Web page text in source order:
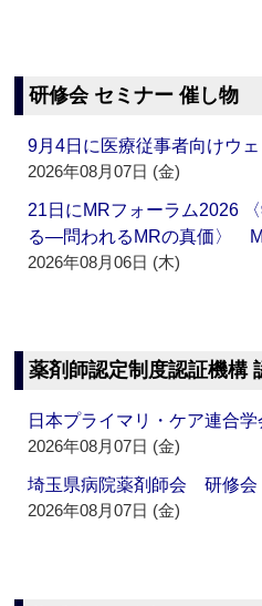
研修会 セミナー 催し物
9月4日に医療従事者向けウ
2026年08月07日 (金)
21日にMRフォーラム2026
る―問われるMRの真価〉
2026年08月06日 (木)
薬剤師認定制度認証機構
日本プライマリ・ケア連
2026年08月07日 (金)
埼玉県病院薬剤師会 研修
2026年08月07日 (金)